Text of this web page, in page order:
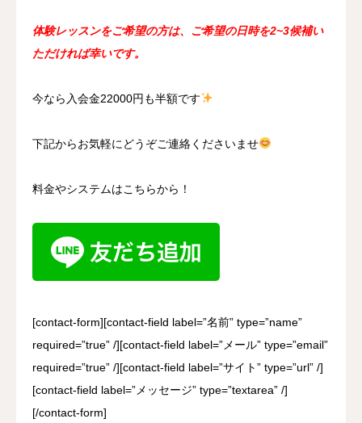
体験レッスンをご希望の方は、ご希望の日時を2~3候補い
ただければ幸いです。
今なら入会金22000円も半額です
下記からお気軽にどうぞご連絡くださいませ
料金やシステムはこちらから！
[contact-form][contact-field label=”名前” type=”name”
required=”true” /][contact-field label=”メール” type=”email”
required=”true” /][contact-field label=”サイト” type=”url” /]
[contact-field label=”メッセージ” type=”textarea” /]
[/contact-form]